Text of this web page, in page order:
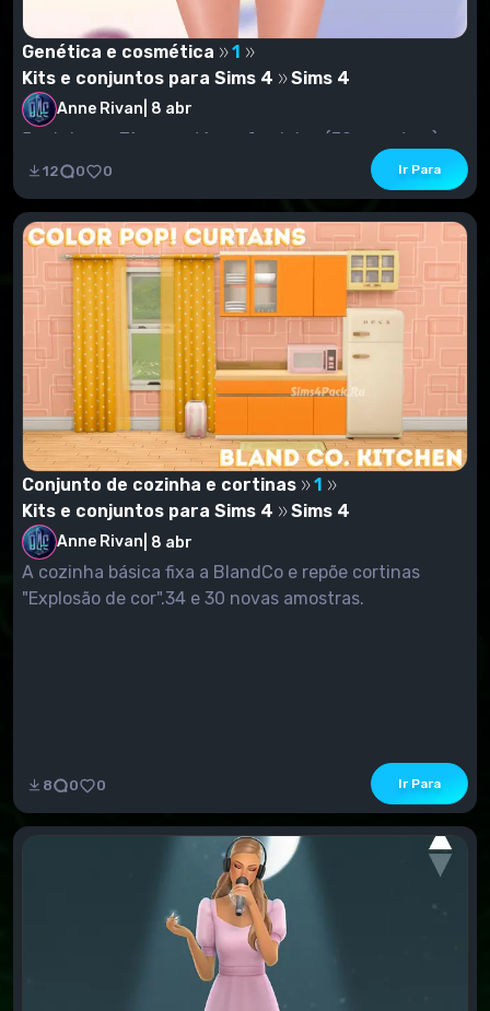
Genética e cosmética
1
Kits e conjuntos para Sims 4
Sims 4
Anne Rivan 8 abr
5 rubricas.- Tônus cutâneo feminino (30 amostras)-
Tônus da pele feminina (3 amostras)Brilho labial...
12 0 0 Ir Para
Conjunto de cozinha e cortinas
1
Kits e conjuntos para Sims 4
Sims 4
Anne Rivan 8 abr
A cozinha básica fixa a BlandCo e repõe cortinas
"Explosão de cor".34 e 30 novas amostras.
8 0 0 Ir Para